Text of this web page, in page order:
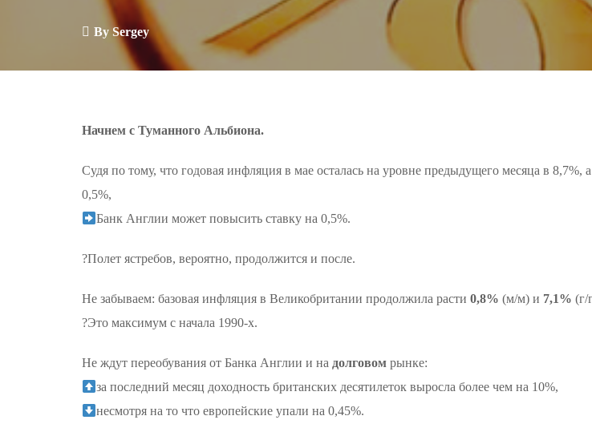
By Sergey
Начнем с Туманного Альбиона.
Судя по тому, что годовая инфляция в мае осталась на уровне предыдущего месяца в
0,5%,
Банк Англии может повысить ставку на 0,5%.
?Полет ястребов, вероятно, продолжится и после.
Не забываем: базовая инфляция в Великобритании продолжила расти 0,8% (м/м) и 7,1% (г/
?Это максимум с начала 1990-х.
Не ждут переобувания от Банка Англии и на долговом рынке:
за последний месяц доходность британских десятилеток выросла более чем на 10%,
несмотря на то что европейские упали на 0,45%.